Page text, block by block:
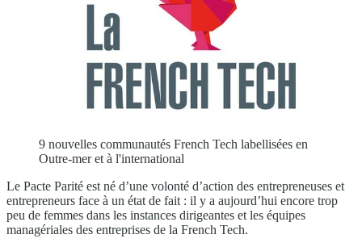
9 nouvelles communautés French Tech labellisées en
Outre-mer et à l'international
Le Pacte Parité est né d’une volonté d’action des entrepreneuses et
entrepreneurs face à un état de fait : il y a aujourd’hui encore trop
peu de femmes dans les instances dirigeantes et les équipes
managériales des entreprises de la French Tech.